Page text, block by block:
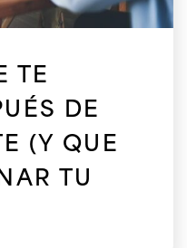
TE
DE
(Y QUE
TU